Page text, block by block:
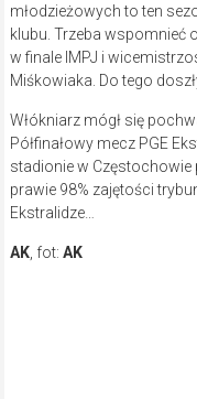
młodzieżowych to ten
klubu. Trzeba wspomnieć
w finale IMPJ i
Miśkowiaka. Do tego
Włókniarz mógł się
Półfinałowy mecz PGE
stadionie w Częstochowie
prawie 98% zajętości
Ekstralidze…
AK, fot: AK